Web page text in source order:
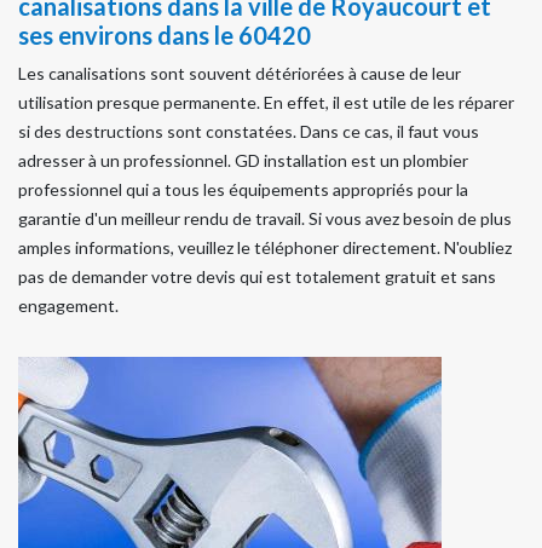
canalisations dans la ville de Royaucourt et
ses environs dans le 60420
Les canalisations sont souvent détériorées à cause de leur
utilisation presque permanente. En effet, il est utile de les réparer
si des destructions sont constatées. Dans ce cas, il faut vous
adresser à un professionnel. GD installation est un plombier
professionnel qui a tous les équipements appropriés pour la
garantie d'un meilleur rendu de travail. Si vous avez besoin de plus
amples informations, veuillez le téléphoner directement. N'oubliez
pas de demander votre devis qui est totalement gratuit et sans
engagement.